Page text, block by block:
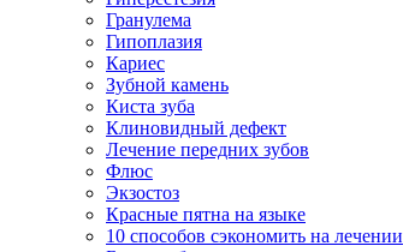
Гранулема
Гипоплазия
Кариес
Зубной камень
Киста зуба
Клиновидный дефект
Лечение передних зубов
Флюс
Экзостоз
Красные пятна на языке
10 способов сэкономить на лечении